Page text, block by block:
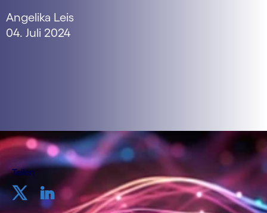
Angelika Leis
04. Juli 2024
Teilen